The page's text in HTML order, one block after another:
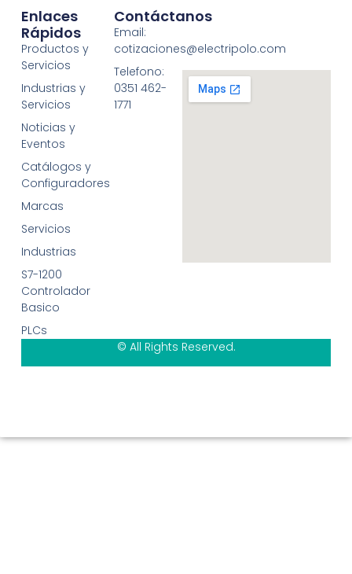
Enlaces
Rápidos
Productos y
Servicios
Industrias y
Servicios
Noticias y
Eventos
Catálogos y
Configuradores
Marcas
Servicios
Industrias
S7-1200
Controlador
Basico
PLCs
Contáctanos
Email:
cotizaciones@electripolo.com
Telefono:
0351 462-
1771
© All Rights Reserved.